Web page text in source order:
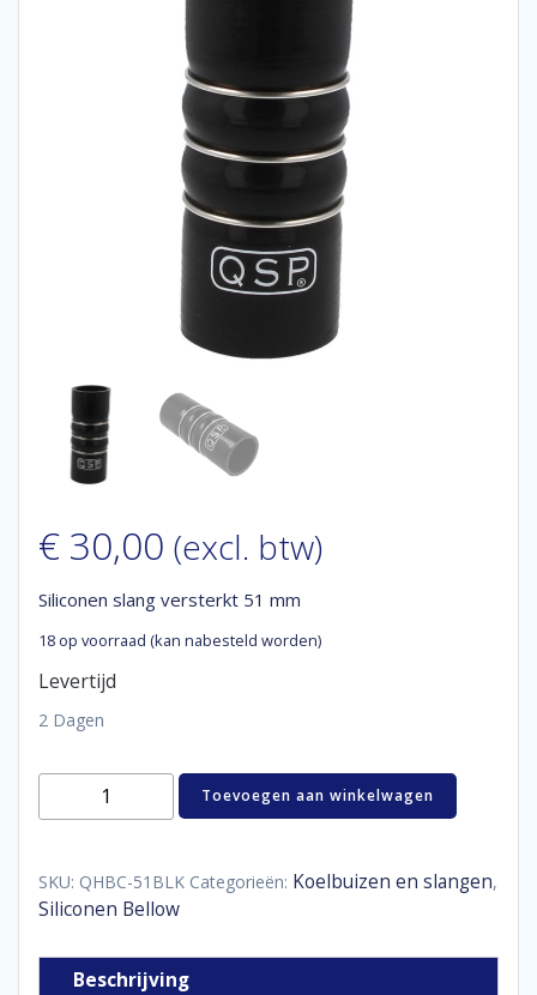
€ 30,00 (excl. btw)
Siliconen slang versterkt 51 mm
18 op voorraad (kan nabesteld worden)
Levertijd
2 Dagen
Siliconen
mm
aantal
Toevoegen aan winkelwagen
SKU: QHBC-51BLK Categorieën: Koelbuizen en slangen,
Siliconen Bellow
Beschrijving